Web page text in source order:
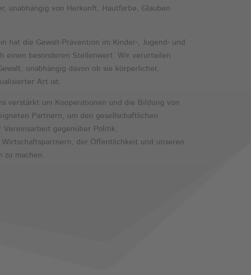
unabhängig von Herkunft, Hautfarbe, Glauben
hat die Gewalt-Prävention im Kinder-, Jugend- und
einen besonderen Stellenwert. Wir verurteilen
unabhängig davon ob sie körperlicher,
Art ist.
verstärkt um Kooperationen und die Bildung von
Partnern, um den gesellschaftlichen
Vereinsarbeit gegenüber Politik,
Wirtschaftspartnern, der Öffentlichkeit und unseren
zu machen.